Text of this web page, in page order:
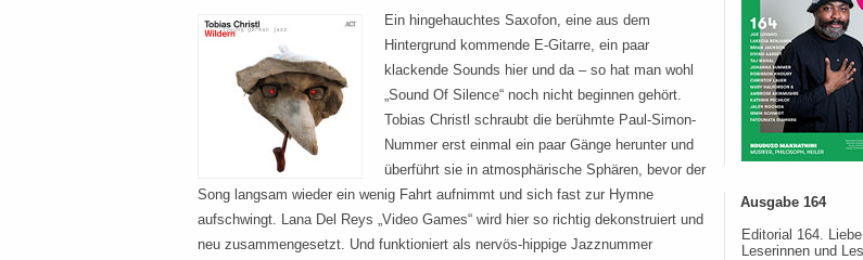
Ein hingehauchtes Saxofon, eine aus dem
Hintergrund kommende E-Gitarre, ein paar
klackende Sounds hier und da – so hat man wohl
„Sound Of Silence“ noch nicht beginnen gehört.
Tobias Christl schraubt die berühmte Paul-Simon-
Nummer erst einmal ein paar Gänge herunter und
überführt sie in atmosphärische Sphären, bevor der
Song langsam wieder ein wenig Fahrt aufnimmt und sich fast zur Hymne
aufschwingt. Lana Del Reys „Video Games“ wird hier so richtig dekonstruiert und
neu zusammengesetzt. Und funktioniert als nervös-hippige Jazznummer
Ausgabe 164
Editorial 164. Liebe
Leserinnen und